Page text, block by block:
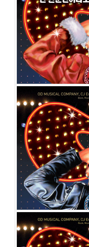
공연일시
2010-02-06 ~ 2010-
공연장
이화여자대학교
출연진
김산호이현 강동
주영박주용홍광선김가현
그리스
공연일시
2009-04-04 ~ 2010-
공연장
동숭아트센터 동
출연진
임종완이현김수
태호
홍광선 이동하박유정
김진호
장혜민강동호 정명
그리스